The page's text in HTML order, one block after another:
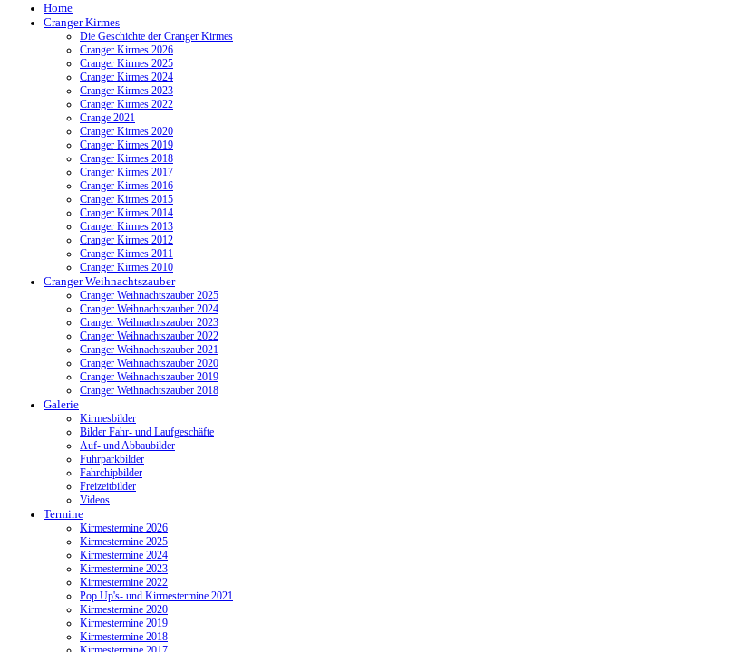
Home
Cranger Kirmes
Die Geschichte der Cranger Kirmes
Cranger Kirmes 2026
Cranger Kirmes 2025
Cranger Kirmes 2024
Cranger Kirmes 2023
Cranger Kirmes 2022
Crange 2021
Cranger Kirmes 2020
Cranger Kirmes 2019
Cranger Kirmes 2018
Cranger Kirmes 2017
Cranger Kirmes 2016
Cranger Kirmes 2015
Cranger Kirmes 2014
Cranger Kirmes 2013
Cranger Kirmes 2012
Cranger Kirmes 2011
Cranger Kirmes 2010
Cranger Weihnachtszauber
Cranger Weihnachtszauber 2025
Cranger Weihnachtszauber 2024
Cranger Weihnachtszauber 2023
Cranger Weihnachtszauber 2022
Cranger Weihnachtszauber 2021
Cranger Weihnachtszauber 2020
Cranger Weihnachtszauber 2019
Cranger Weihnachtszauber 2018
Galerie
Kirmesbilder
Bilder Fahr- und Laufgeschäfte
Auf- und Abbaubilder
Fuhrparkbilder
Fahrchipbilder
Freizeitbilder
Videos
Termine
Kirmestermine 2026
Kirmestermine 2025
Kirmestermine 2024
Kirmestermine 2023
Kirmestermine 2022
Pop Up's- und Kirmestermine 2021
Kirmestermine 2020
Kirmestermine 2019
Kirmestermine 2018